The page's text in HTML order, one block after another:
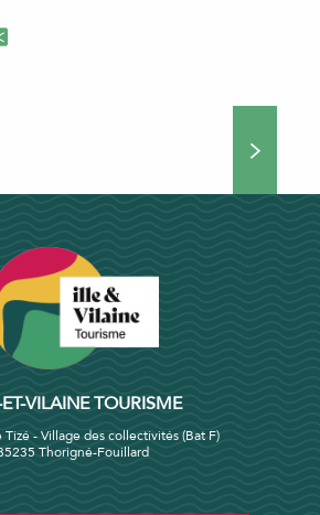
concerts, manifestations culturelles et
choisissez de venir séjourner en Ille-
DÉCOUVRIR
VILAINE TOURISME
- Village des collectivités (Bat F)
Thorigné-Fouillard